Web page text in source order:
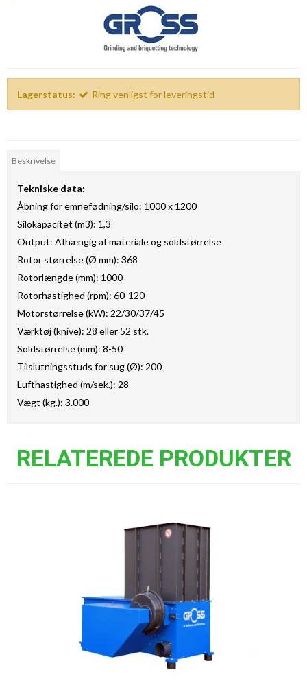
Lagerstatus: Ring venligst for leveringstid
Beskrivelse
Tekniske data:
Åbning for emnefødning/silo: 1000 x 1200
Silokapacitet (m3): 1,3
Output: Afhængig af materiale og soldstørrelse
Rotor størrelse (Ø mm): 368
Rotorlængde (mm): 1000
Rotorhastighed (rpm): 60-120
Motorstørrelse (kW): 22/30/37/45
Værktøj (knive): 28 eller 52 stk.
Soldstørrelse (mm): 8-50
Tilslutningsstuds for sug (Ø): 200
Lufthastighed (m/sek.): 28
Vægt (kg.): 3.000
RELATEREDE PRODUKTER